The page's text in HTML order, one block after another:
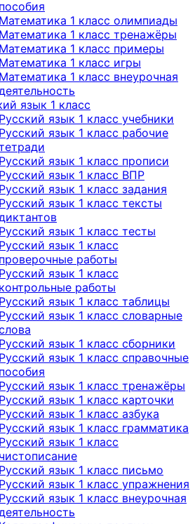
пособия
Математика 1 класс олимпиады
Математика 1 класс тренажёры
Математика 1 класс примеры
Математика 1 класс игры
Математика 1 класс внеурочная
язык 1 класс
Русский язык 1 класс учебники
Русский язык 1 класс рабочие
Русский язык 1 класс прописи
Русский язык 1 класс ВПР
Русский язык 1 класс задания
Русский язык 1 класс тексты
Русский язык 1 класс тесты
Русский язык 1 класс
проверочные работы
Русский язык 1 класс
контрольные работы
Русский язык 1 класс таблицы
Русский язык 1 класс словарные
Русский язык 1 класс сборники
Русский язык 1 класс справочные
пособия
Русский язык 1 класс тренажёры
Русский язык 1 класс карточки
Русский язык 1 класс азбука
Русский язык 1 класс грамматика
Русский язык 1 класс
чистописание
Русский язык 1 класс письмо
Русский язык 1 класс упражнения
Русский язык 1 класс внеурочная